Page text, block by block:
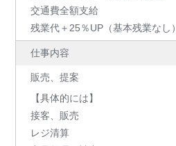
交通費全額支給
残業代＋25％UP（基本残業なし）
仕事内容
販売、提案
【具体的には】
接客、販売
レジ清算